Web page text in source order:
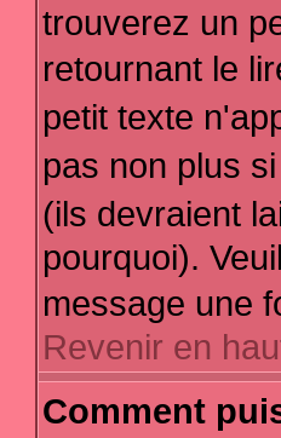
trouverez un
retournant le
petit texte
pas non plus
(ils devraient
pourquoi).
message une
Revenir en
Comment